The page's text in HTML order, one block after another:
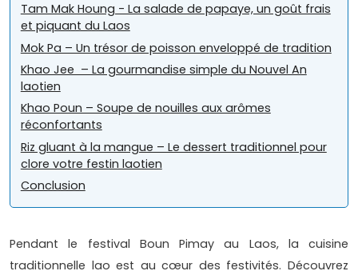
Tam Mak Houng - La salade de papaye, un goût frais
et piquant du Laos
Mok Pa – Un trésor de poisson enveloppé de tradition
Khao Jee – La gourmandise simple du Nouvel An
laotien
Khao Poun – Soupe de nouilles aux arômes
réconfortants
Riz gluant à la mangue – Le dessert traditionnel pour
clore votre festin laotien
Conclusion
Pendant le festival Boun Pimay au Laos, la cuisine
traditionnelle lao est au cœur des festivités. Découvrez